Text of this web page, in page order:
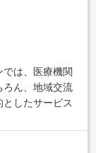
では、医療機関
ろん、地域交流
したサービス